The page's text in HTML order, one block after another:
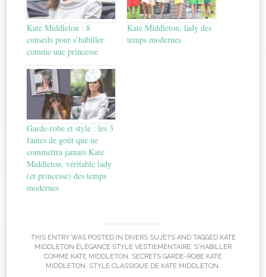
Kate Middleton : 8
conseils pour s’habiller
comme une princesse
Kate Middleton, lady des
temps modernes
Garde-robe et style : les 3
fautes de goût que ne
commettra jamais Kate
Middleton, véritable lady
(et princesse) des temps
modernes
THIS ENTRY WAS POSTED IN DIVERS SUJETSAND TAGGED KATE
MIDDLETON ÉLÉGANCE STYLE VESTIEMENTAIRE, S'HABILLER
COMME KATE MIDDLETON, SECRETS GARDE-ROBE KATE
MIDDLETON, STYLE CLASSIQUE DE KATE MIDDLETON.